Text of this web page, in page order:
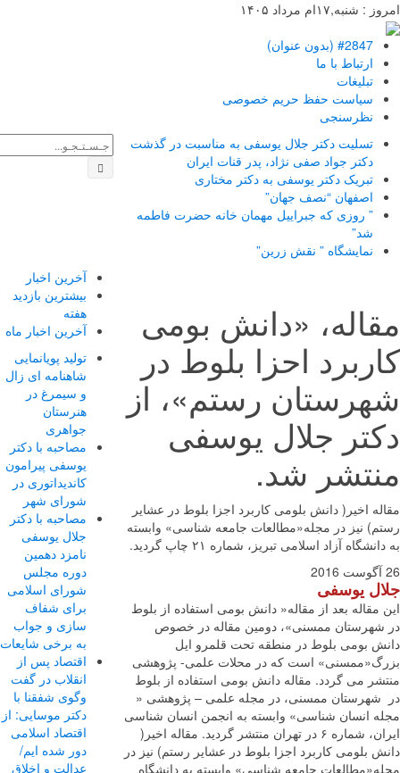
مرداد ۱۴۰۵
#2847 (بدون عنوان)
ارتباط با ما
تبلیغات
سیاست حفظ حریم خصوصی
نظرسنجی
تسلیت دکتر جلال یوسفی به مناسبت در گذشت
دکتر جواد صفی نژاد، پدر قنات ایران
تبریک دکتر یوسفی به دکتر مختاری
اصفهان “نصف جهان”
” روزی که جبراییل مهمان خانه حضرت فاطمه
شد”
نمایشگاه ” نقش زرین”
«دانش بومی
احزا بلوط در
رستم»، از
جلال یوسفی
شد.
اخیر( دانش بلومی کاربرد اجزا بلوط در عشایر
نیز در مجله«مطالعات جامعه شناسی» وابسته
آزاد اسلامی تبریز، شماره ۲۱ چاپ گردید.
یوسفی
مقاله بعد از مقاله« دانش بومی استفاده از بلوط
ممسنی»، دومین مقاله در خصوص
بومی بلوط در منطقه تحت قلمرو ایل
است که در محلات علمی- پژوهشی
می گردد. مقاله دانش بومی استفاده از بلوط
ممسنی، در مجله علمی – پژوهشی «
انسان شناسی» وابسته به انجمن انسان شناسی
ایران، شماره ۶ در تهران منتشر گردید. مقاله اخیر(
بلومی کاربرد اجزا بلوط در عشایر رستم) نیز در
جامعه شناسی» وابسته به دانشگاه
آخرین اخبار
بیشترین بازدید
هفته
آخرین اخبار ماه
تولید پویانمایی
شاهنامه ای زال
و سیمرغ در
هنرستان
جواهری
مصاحبه با دکتر
یوسفی پیرامون
کاندیداتوری در
شورای شهر
مصاحبه با دکتر
جلال یوسفی
نامزد دهمین
دوره مجلس
شورای اسلامی
برای شفاف
سازی و جواب
به برخی شایعات
اقتصاد پس از
انقلاب در گفت
وگوی شفقنا با
دکتر موسایی: از
اقتصاد اسلامی
دور شده ایم/
عدالت و اخلاق